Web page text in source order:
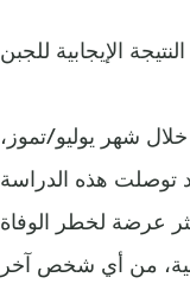
الإيجابية للجبن
شهر يوليو/تموز،
وقد توصلت هذه الدراسة
عرضة لخطر الوفاة